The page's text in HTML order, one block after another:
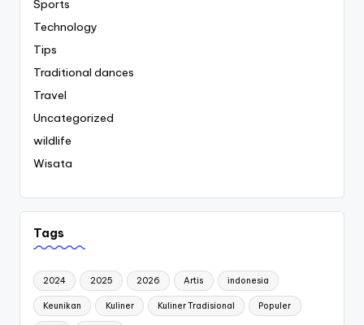
Sports
Technology
Tips
Traditional dances
Travel
Uncategorized
wildlife
Wisata
Tags
2024 2025 2026 Artis indonesia
Keunikan Kuliner Kuliner Tradisional Populer